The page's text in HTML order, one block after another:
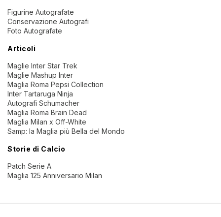
Figurine Autografate
Conservazione Autografi
Foto Autografate
Articoli
Maglie Inter Star Trek
Maglie Mashup Inter
Maglia Roma Pepsi Collection
Inter Tartaruga Ninja
Autografi Schumacher
Maglia Roma Brain Dead
Maglia Milan x Off-White
Samp: la Maglia più Bella del Mondo
Storie di Calcio
Patch Serie A
Maglia 125 Anniversario Milan